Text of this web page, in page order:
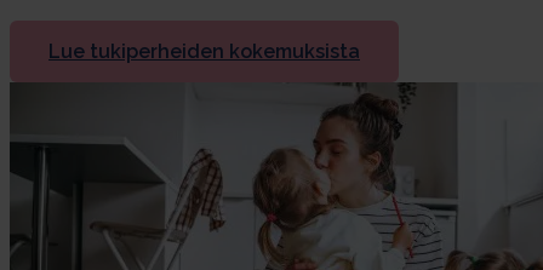
Lue tukiperheiden kokemuksista